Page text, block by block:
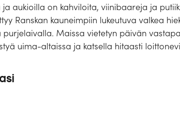
aukioilla on kahviloita, viinibaareja ja
Ranskan kauneimpiin lukeutuva valkea
Maissa vietetyn päivän
uima-altaissa ja katsella hitaasti